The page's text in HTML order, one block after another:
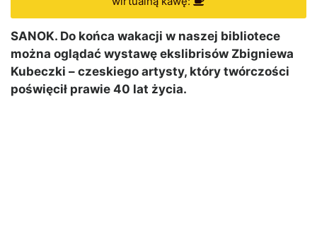
SANOK. Do końca wakacji w naszej bibliotece
można oglądać wystawę ekslibrisów Zbigniewa
Kubeczki – czeskiego artysty, który twórczości
poświęcił prawie 40 lat życia.